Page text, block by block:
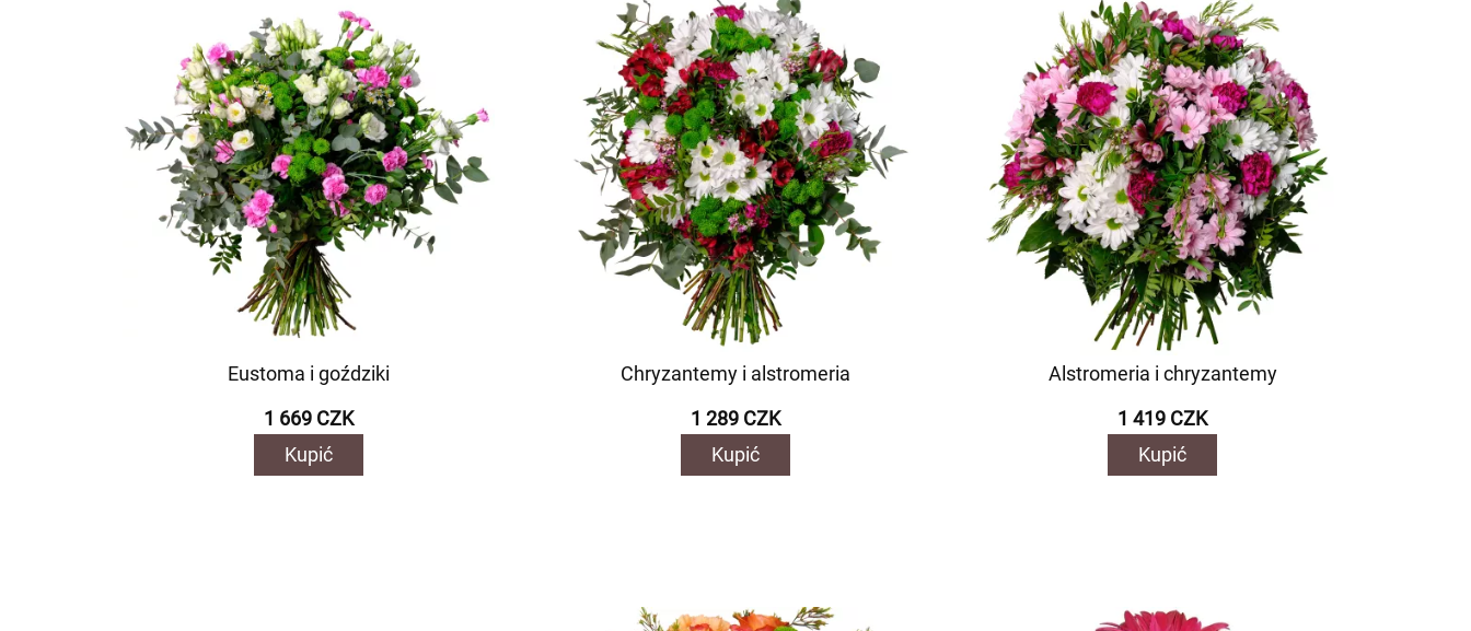
Eustoma i goździki
1 669 CZK
Kupić
Chryzantemy i alstromeria
1 289 CZK
Kupić
Alstromeria i chryzantemy
1 419 CZK
Kupić